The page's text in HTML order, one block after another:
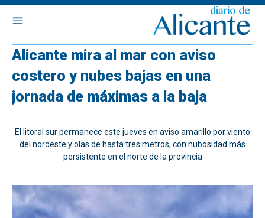
Alicante mira al mar con aviso
costero y nubes bajas en una
jornada de máximas a la baja
El litoral sur permanece este jueves en aviso amarillo por viento
del nordeste y olas de hasta tres metros, con nubosidad más
persistente en el norte de la provincia